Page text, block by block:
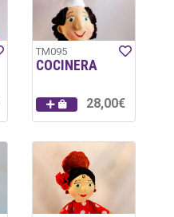
TM095
COCINERA
28,00€